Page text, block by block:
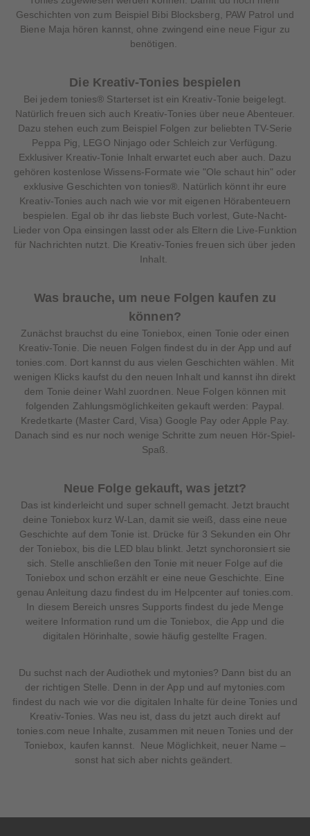
Geschichten von zum Beispiel Bibi Blocksberg, PAW Patrol und
Biene Maja hören kannst, ohne zwingend eine neue Figur zu
benötigen.
Die Kreativ-Tonies bespielen
Bei jedem tonies® Starterset ist ein Kreativ-Tonie beigelegt.
Natürlich freuen sich auch Kreativ-Tonies über neue Abenteuer.
Dazu stehen euch zum Beispiel Folgen zur beliebten TV-Serie
Peppa Pig, LEGO Ninjago oder Schleich zur Verfügung.
Exklusiver Kreativ-Tonie Inhalt erwartet euch aber auch. Dazu
gehören kostenlose Wissens-Formate wie "Ole schaut hin" oder
exklusive Geschichten von tonies®. Natürlich könnt ihr eure
Kreativ-Tonies auch nach wie vor mit eigenen Hörabenteuern
bespielen. Egal ob ihr das liebste Buch vorlest, Gute-Nacht-
Lieder von Opa einsingen lasst oder als Eltern die Live-Funktion
für Nachrichten nutzt. Die Kreativ-Tonies freuen sich über jeden
Inhalt.
Was brauche, um neue Folgen kaufen zu
können?
Zunächst brauchst du eine Toniebox, einen Tonie oder einen
Kreativ-Tonie. Die neuen Folgen findest du in der App und auf
tonies.com. Dort kannst du aus vielen Geschichten wählen. Mit
wenigen Klicks kaufst du den neuen Inhalt und kannst ihn direkt
dem Tonie deiner Wahl zuordnen. Neue Folgen können mit
folgenden Zahlungsmöglichkeiten gekauft werden: Paypal.
Kredetkarte (Master Card, Visa) Google Pay oder Apple Pay.
Danach sind es nur noch wenige Schritte zum neuen Hör-Spiel-
Spaß.
Neue Folge gekauft, was jetzt?
Das ist kinderleicht und super schnell gemacht. Jetzt braucht
deine Toniebox kurz W-Lan, damit sie weiß, dass eine neue
Geschichte auf dem Tonie ist. Drücke für 3 Sekunden ein Ohr
der Toniebox, bis die LED blau blinkt. Jetzt synchoronsiert sie
sich. Stelle anschließen den Tonie mit neuer Folge auf die
Toniebox und schon erzählt er eine neue Geschichte. Eine
genau Anleitung dazu findest du im Helpcenter auf tonies.com.
In diesem Bereich unsres Supports findest du jede Menge
weitere Information rund um die Toniebox, die App und die
digitalen Hörinhalte, sowie häufig gestellte Fragen.
Du suchst nach der Audiothek und mytonies? Dann bist du an
der richtigen Stelle. Denn in der App und auf mytonies.com
findest du nach wie vor die digitalen Inhalte für deine Tonies und
Kreativ-Tonies. Was neu ist, dass du jetzt auch direkt auf
tonies.com neue Inhalte, zusammen mit neuen Tonies und der
Toniebox, kaufen kannst. Neue Möglichkeit, neuer Name –
sonst hat sich aber nichts geändert.